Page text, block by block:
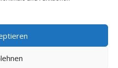
|Impressum